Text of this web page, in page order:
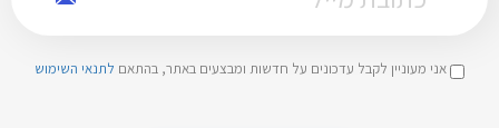
אני מעוניין לקבל עדכונים על חדשות ומבצעים באתר, בהתאם לתנאי השימוש